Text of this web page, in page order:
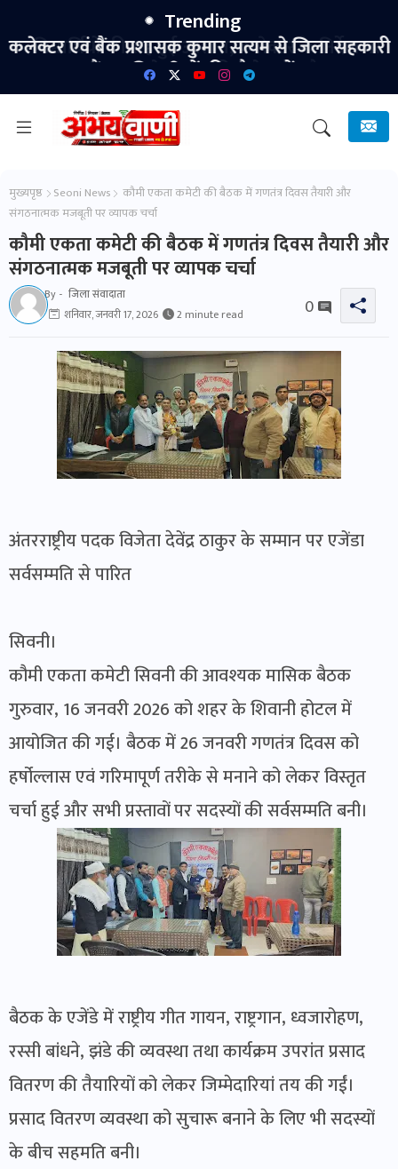
Trending
कलेक्टर एवं बैंक प्रशासक कुमार सत्यम से जिला सहकारी
बैंक अधिकारियों की सौजन्य भेंट।
मुख्यपृष्ठ Seoni News
कौमी एकता कमेटी की बैठक में गणतंत्र दिवस तैयारी और
संगठनात्मक मजबूती पर व्यापक चर्चा
कौमी एकता कमेटी की बैठक में गणतंत्र दिवस तैयारी और
संगठनात्मक मजबूती पर व्यापक चर्चा
By - जिला संवादाता
शनिवार, जनवरी 17, 2026
2 minute read 0
अंतरराष्ट्रीय पदक विजेता देवेंद्र ठाकुर के सम्मान पर एजेंडा
सर्वसम्मति से पारित
सिवनी।
कौमी एकता कमेटी सिवनी की आवश्यक मासिक बैठक
गुरुवार, 16 जनवरी 2026 को शहर के शिवानी होटल में
आयोजित की गई। बैठक में 26 जनवरी गणतंत्र दिवस को
हर्षोल्लास एवं गरिमापूर्ण तरीके से मनाने को लेकर विस्तृत
चर्चा हुई और सभी प्रस्तावों पर सदस्यों की सर्वसम्मति बनी।
बैठक के एजेंडे में राष्ट्रीय गीत गायन, राष्ट्रगान, ध्वजारोहण,
रस्सी बांधने, झंडे की व्यवस्था तथा कार्यक्रम उपरांत प्रसाद
वितरण की तैयारियों को लेकर जिम्मेदारियां तय की गईं।
प्रसाद वितरण व्यवस्था को सुचारू बनाने के लिए भी सदस्यों
के बीच सहमति बनी।